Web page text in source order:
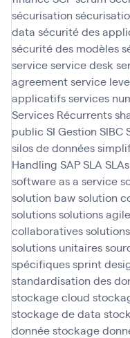
sécurisation
data sécurité des
sécurité des modèles
serviceservice desk
agreementservice
applicatifsservices
Services Récurrents
public SI Gestion SIBC
silos de données
Handling SAPSLA SLAs
software as a service
solution bawsolution
solutionssolutions
collaboratives
solutions unitaires
spécifiquessprint
standardisation des
stockage cloud
stockage de data
donnéestockage